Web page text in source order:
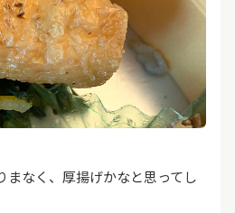
まなく、厚揚げかなと思ってし